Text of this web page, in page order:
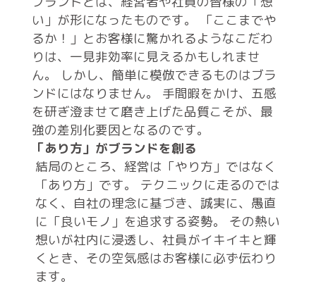
い」が形になったものです。
「ここまでや
るか！」とお客様に驚かれるようなこだわ
りは、一見非効率に見えるかもしれませ
ん。
しかし、簡単に模倣できるものはブラ
ンドにはなりません。 手間暇をかけ、五感
を研ぎ澄ませて磨き上げた品質こそが、最
強の差別化要因となるのです。
「あり方」がブランドを創る
結局のところ、経営は「やり方」ではなく
「あり方」です。 テクニックに走るのでは
なく、自社の理念に基づき、誠実に、愚直
に「良いモノ」を追求する姿勢。 その熱い
想いが社内に浸透し、社員がイキイキと輝
くとき、その空気感はお客様に必ず伝わり
ます。